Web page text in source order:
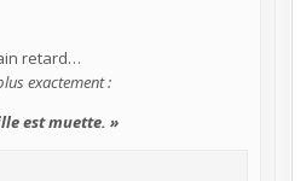
retard…
exactement :
est muette. »